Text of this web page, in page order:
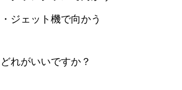
・ジェット機で向かう
どれがいいですか？